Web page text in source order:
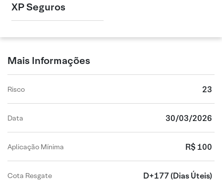
XP Seguros
Mais Informações
Risco 23
Data 30/03/2026
Aplicação Mínima R$ 100
Cota Resgate D+177(Dias Úteis)